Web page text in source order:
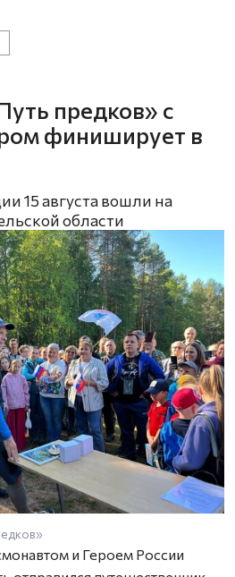
предков» с
финиширует в
15 августа вошли на
области
и Героем России